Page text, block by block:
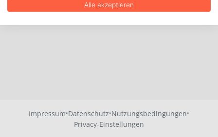
Impressum·Datenschutz·Nutzungsbedingungen·
Privacy-Einstellungen
Alle akzeptieren